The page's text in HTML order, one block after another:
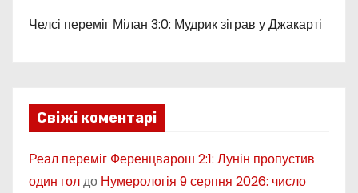
Челсі переміг Мілан 3:0: Мудрик зіграв у Джакарті
Свіжі коментарі
Реал переміг Ференцварош 2:1: Лунін пропустив
один голдо Нумерологія 9 серпня 2026: число